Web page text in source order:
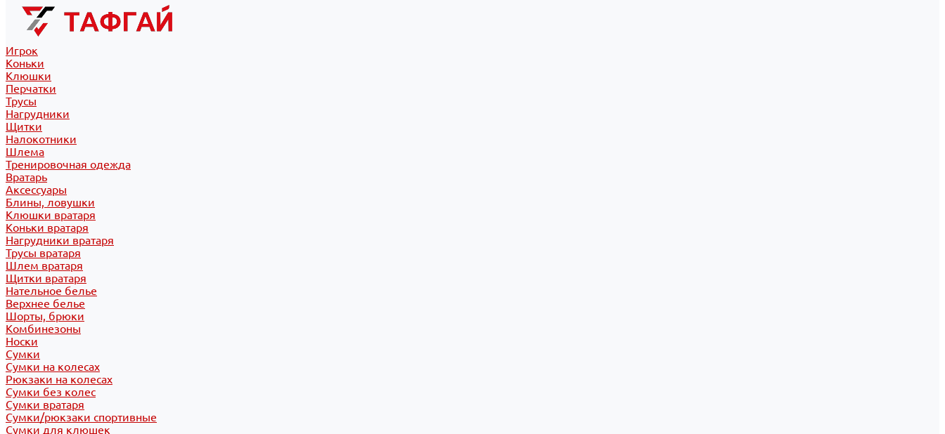
Игрок
Коньки
Клюшки
Перчатки
Трусы
Нагрудники
Щитки
Налокотники
Шлема
Тренировочная одежда
Вратарь
Аксессуары
Блины, ловушки
Клюшки вратаря
Коньки вратаря
Нагрудники вратаря
Трусы вратаря
Шлем вратаря
Щитки вратаря
Нательное белье
Верхнее белье
Шорты, брюки
Комбинезоны
Носки
Сумки
Сумки на колесах
Рюкзаки на колесах
Сумки без колес
Сумки вратаря
Сумки/рюкзаки спортивные
Сумки для клюшек